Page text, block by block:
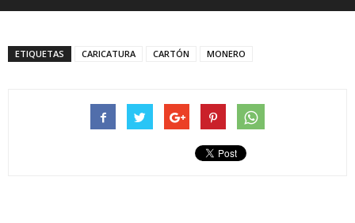
ETIQUETAS CARICATURA CARTÓN MONERO